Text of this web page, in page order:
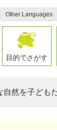
Other Languages
目的でさがす
然を子ども